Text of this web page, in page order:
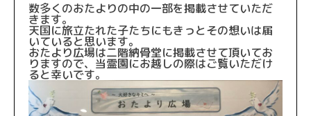
数多くのおたよりの中の一部を掲載させていただ
きます。
天国に旅立たれた子たちにもきっとその想いは届
いていると思います。
おたより広場は二階納骨堂に掲載させて頂いてお
りますので、当霊園にお越しの際はご覧いただけ
ると幸いです。